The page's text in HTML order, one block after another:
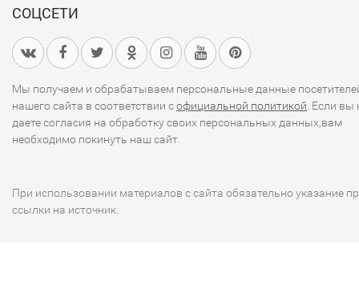
СОЦСЕТИ
Мы получаем и обрабатываем персональные данные
нашего сайта в соответствии софициальной политикой. Если вы
даете согласия на обработку своих персональных данных,вам
необходимо покинуть наш сайт.
При использовании материалов с сайта обязательно указание
ссылки на источник.